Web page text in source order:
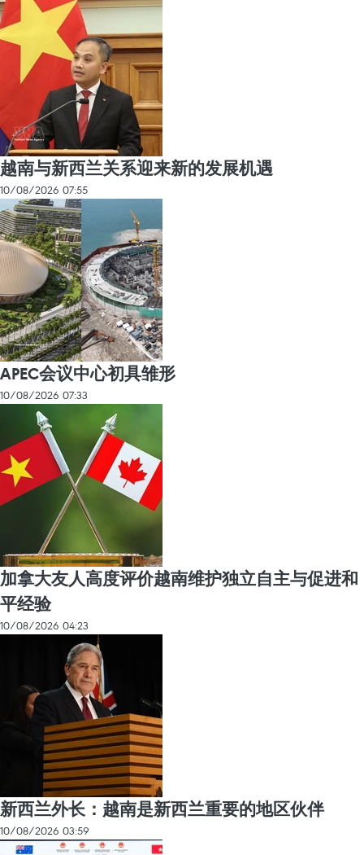
越南与新西兰关系迎来新的发展机遇
10/08/2026 07:55
APEC会议中心初具雏形
10/08/2026 07:33
加拿大友人高度评价越南维护独立自主与促进和
平经验
10/08/2026 04:23
新西兰外长：越南是新西兰重要的地区伙伴
10/08/2026 03:59